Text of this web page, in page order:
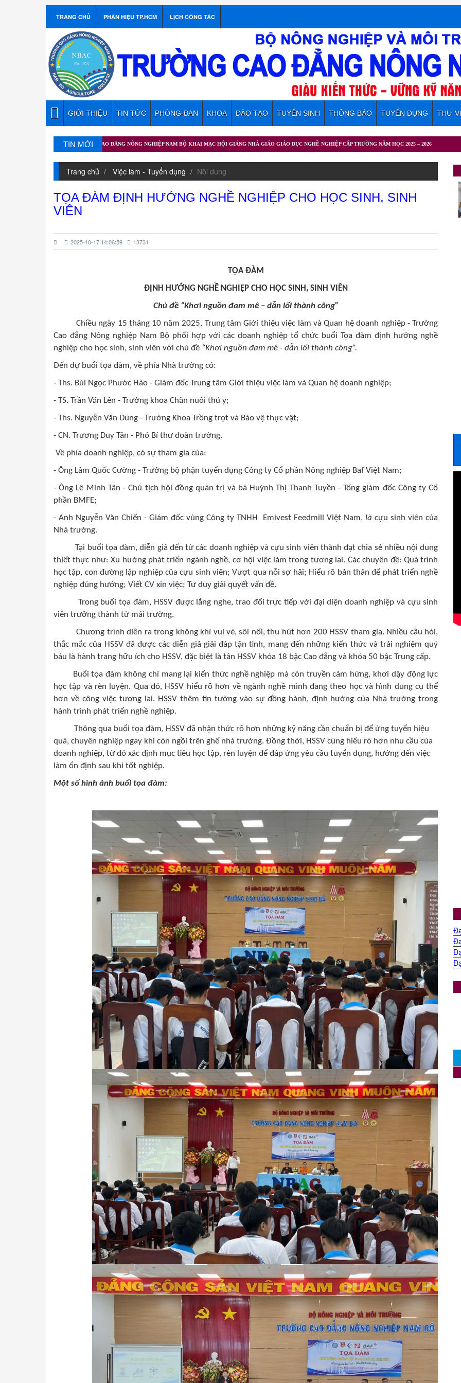
TRANG CHỦ PHÂN HIỆU TP.HCM LỊCH CÔNG TÁC
GIỚI THIỆU TIN TỨC PHÒNG-BAN KHOA ĐÀO TẠO TUYỂN SINH THÔNG BÁO TUYỂN DỤNG THƯ
TIN MỚI
Trang chủ Việc làm - Tuyển dụng Nội dung
TỌA ĐÀM ĐỊNH HƯỚNG NGHỀ NGHIỆP CHO HỌC SINH, SINH
VIÊN
2025-10-17 14:06:59 13731
TỌA ĐÀM
ĐỊNH HƯỚNG NGHỀ NGHIỆP CHO HỌC SINH, SINH VIÊN
Chủ đề “Khơi nguồn đam mê – dẫn lối thành công”
Chiều ngày 15 tháng 10 năm 2025, Trung tâm Giới thiệu việc làm và Quan hệ doanh nghiệp - Trường
Cao đẳng Nông nghiệp Nam Bộ phối hợp với các doanh nghiệp tổ chức buổi Tọa đàmđịnh hướng nghề
nghiệp cho học sinh, sinh viên với chủ đề “Khơi nguồn đam mê - dẫn lối thành công”.
Đến dự buổi tọa đàm, về phía Nhà trường có:
- Ths. Bùi Ngọc Phước Hảo - Giám đốc Trung tâm Giới thiệu việc làm và Quan hệ doanh nghiệp;
- TS. Trần Văn Lên - Trưởng khoa Chăn nuôi thú y;
- Ths. Nguyễn Văn Dũng - Trưởng Khoa Trồng trọt và Bảo vệ thực vật;
- CN. Trương Duy Tân - Phó Bí thư đoàn trường.
Về phía doanh nghiệp, có sự tham gia của:
- Ông Lâm Quốc Cường - Trưởng bộ phận tuyển dụng Công ty Cổ phần Nông nghiệp Baf Việt Nam;
- Ông Lê Minh Tân - Chủ tịch hội đồng quản trị và bà Huỳnh Thị Thanh Tuyền - Tổng giám đốc Công ty Cổ
phần BMFE;
- Anh Nguyễn Văn Chiến - Giám đốc vùng Công ty TNHH Emivest Feedmill Việt Nam,làcựu sinh viên của
Nhà trường.
Tại buổi tọa đàm, diễn giả đến từ các doanh nghiệp và cựu sinh viên thành đạt chia sẻ nhiều nội dung
thiết thực như: Xu hướng phát triển ngành nghề, cơ hội việc làm trong tương lai. Các chuyên đề: Quá trình
học tập, con đường lập nghiệp của cựu sinh viên; Vượt qua nỗi sợ hãi; Hiểu rõ bản thân để phát triển nghề
nghiệp đúng hướng; Viết CV xin việc; Tư duy giải quyết vấn đề.
Trong buổi tọa đàm, HSSV được lắng nghe, trao đổi trực tiếp với đại diện doanh nghiệp và cựu sinh
viên trưởng thành từ mái trường.
Chương trình diễn ra trong không khí vui vẻ, sôi nổi, thu hút hơn 200 HSSV tham gia. Nhiều câu hỏi,
thắc mắc của HSSV đã được các diễn giả giải đáp tận tình, mang đến những kiến thức và trải nghiệm quý
báu là hành trang hữu ích cho HSSV, đặc biệt là tân HSSV khóa 18 bậc Cao đẳng và khóa 50 bậc Trung cấp.
Buổi tọa đàm không chỉ mang lại kiến thức nghề nghiệp mà còn truyền cảm hứng, khơi dậy động lực
học tập và rèn luyện. Qua đó, HSSV hiểu rõ hơn về ngành nghề mình đang theo học và hình dung cụ thể
hơn về công việc tương lai. HSSV thêm tin tưởng vào sự đồng hành, định hướng của Nhà trường trong
hành trình phát triển nghề nghiệp.
Thông qua buổi tọa đàm, HSSV đã nhận thức rõ hơn những kỹ năng cần chuẩn bị để ứng tuyển hiệu
quả, chuyên nghiệp ngay khi còn ngồi trên ghế nhà trường. Đồng thời, HSSV cũng hiểu rõ hơn nhu cầu của
doanh nghiệp, từ đó xác định mục tiêu học tập, rèn luyện để đáp ứng yêu cầu tuyển dụng, hướng đến việc
làm ổn định sau khi tốt nghiệp.
Một số hình ảnh buổi tọa đàm: